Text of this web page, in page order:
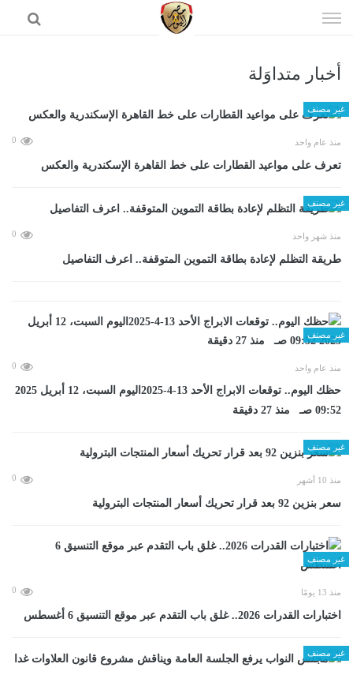
الى
أخبار متداوَلة
غير مصنف
منذ عام واحد 0
تعرف على مواعيد القطارات على خط القاهرة الإسكندرية والعكس
غير مصنف
منذ شهر واحد 0
طريقة التظلم لإعادة بطاقة التموين المتوقفة.. اعرف التفاصيل
غير مصنف
منذ عام واحد 0
حظك اليوم.. توقعات الابراج الأحد 13-4-2025اليوم السبت، 12 أبريل 2025
09:52 صـ منذ 27 دقيقة
غير مصنف
منذ 10 أشهر 0
سعر بنزين 92 بعد قرار تحريك أسعار المنتجات البترولية
غير مصنف
منذ 13 يومًا 0
اختبارات القدرات 2026.. غلق باب التقدم عبر موقع التنسيق 6 أغسطس
غير مصنف